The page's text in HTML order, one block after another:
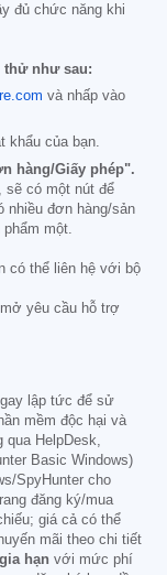
đủ chức năng khi
thử như sau:
và nhấp vào
khẩu của bạn.
hàng/Giấy phép".
sẽ có một nút để
nhiều đơn hàng/sản
một.
có thể liên hệ với bộ
yêu cầu hỗ trợ
lập tức để sử
mềm độc hại và
HelpDesk,
Basic Windows)
SpyHunter cho
đăng ký/mua
giá cả có thể
mãi theo chi tiết
hạn với mức phí